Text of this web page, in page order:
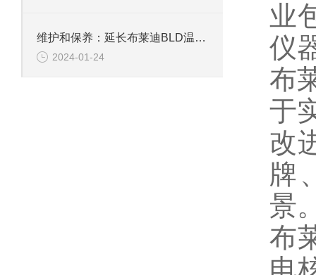
业
仪
布
于
改
牌
景
布
维护和保养：延长布莱迪BLD温度计使用寿命的技巧
2024-01-24